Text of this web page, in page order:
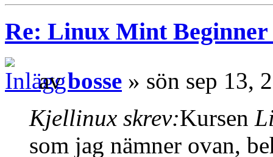
Re: Linux Mint Beginner
avbosse » sön sep 13,
Kjellinux skrev:Kursen
som jag nämner ovan,